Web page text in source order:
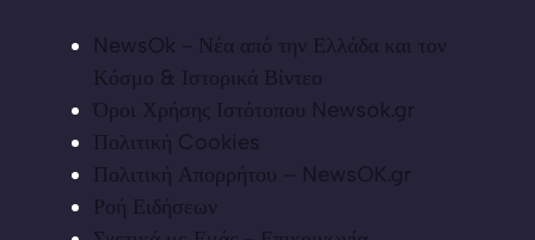
NewsOk - Νέα από την Ελλάδα και τον
Κόσμο & Ιστορικά Βίντεο
Όροι Χρήσης Ιστότοπου Newsok.gr
Πολιτική Cookies
Πολιτική Απορρήτου – NewsOK.gr
Ροή Ειδήσεων